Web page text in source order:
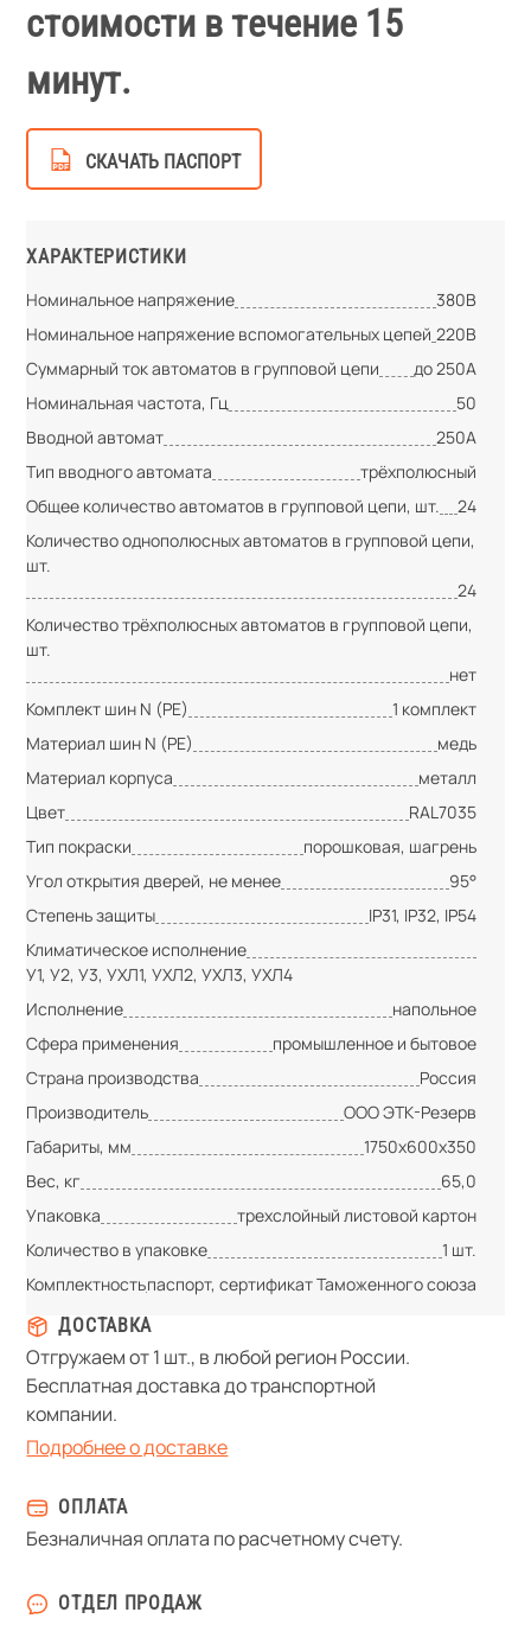
стоимости в течение 15
минут.
СКАЧАТЬ ПАСПОРТ
ХАРАКТЕРИСТИКИ
Номинальное напряжение
380В
Номинальное напряжение вспомогательных цепей 220В
Суммарный ток автоматов в групповой цепи
до 250А
Номинальная частота, Гц
50
Вводной автомат
250А
Тип вводного автомата
трёхполюсный
Общее количество автоматов в групповой цепи, шт.
24
Количество однополюсных автоматов в групповой цепи,
шт.
24
Количество трёхполюсных автоматов в групповой цепи,
шт.
нет
Комплект шин N (PE)
1 комплект
Материал шин N (PE)
медь
Материал корпуса
металл
Цвет
RAL7035
Тип покраски
порошковая, шагрень
Угол открытия дверей, не менее
95°
Степень защиты
IP31, IP32, IP54
Климатическое исполнение
У1, У2, У3, УХЛ1, УХЛ2, УХЛ3, УХЛ4
Исполнение
напольное
Сфера применения
промышленное и бытовое
Страна производства
Россия
Производитель
ООО ЭТК-Резерв
Габариты, мм
1750х600х350
Вес, кг
65,0
Упаковка
трехслойный листовой картон
Количество в упаковке
1 шт.
Комплектностьпаспорт, сертификат Таможенного союза
ДОСТАВКА
Отгружаем от 1 шт., в любой регион России.
Бесплатная доставка до транспортной
компании.
Подробнее о доставке
ОПЛАТА
Безналичная оплата по расчетному счету.
ОТДЕЛ ПРОДАЖ